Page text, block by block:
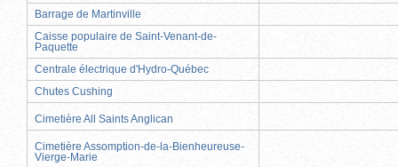
Barrage de Martinville
Caisse populaire de Saint-Venant-de-
Paquette
Centrale électrique d'Hydro-Québec
Chutes Cushing
Cimetière All Saints Anglican
Cimetière Assomption-de-la-Bienheureuse-
Vierge-Marie